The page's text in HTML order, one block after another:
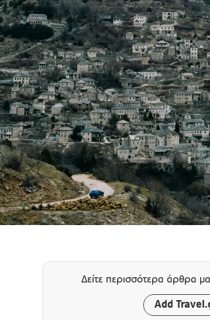
Δείτε περισσότερα άρθρα
Add